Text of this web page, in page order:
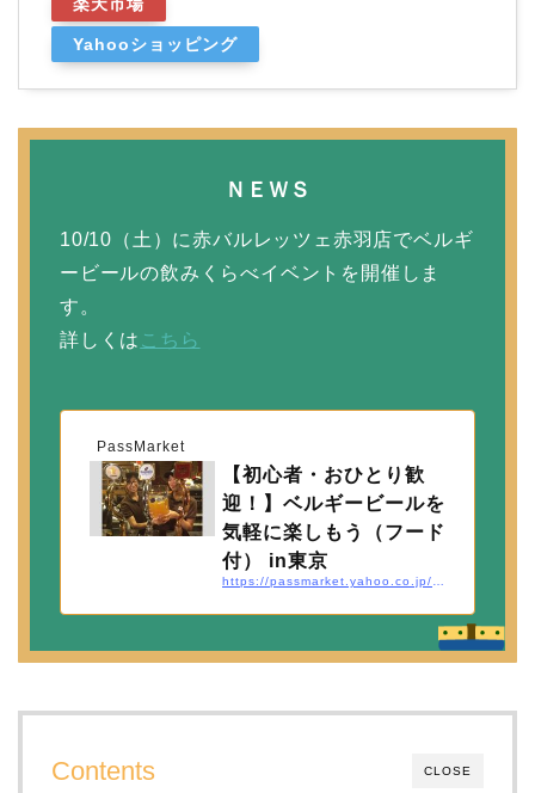
Yahooショッピング
ＮＥＷＳ
10/10（土）に赤バルレッツェ赤羽店でベルギ
ービールの飲みくらべイベントを開催しま
す。
詳しくは こちら
PassMarket
【初心者・おひとり歓
迎！】ベルギービールを
気軽に楽しもう（フード
付） in東京
ット
CLOSE
Contents